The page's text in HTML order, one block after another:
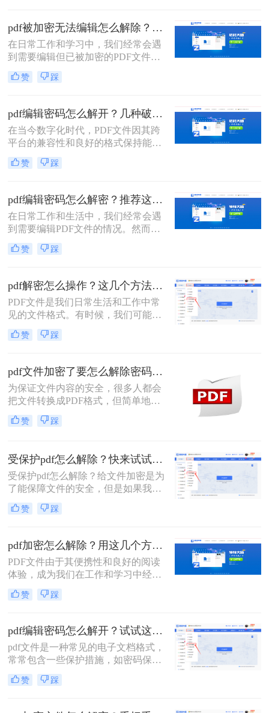
文档设置的编辑密码怎么解除呢？本
文将介绍两种常见的解除PDF文档编
辑密码的方法，并提供相应的推荐工
具及操作步骤。
pdf被加密无法编辑怎么解除？教你4招轻松摆平！
在日常工作和学习中，我们经常会遇
到需要编辑但已被加密的PDF文件。
这些加密措施通常是为了保护文件的
机密性和完整性，但在某些情况下，
详细介绍如pdf被加密无法编辑怎么解
除，并提供一系列实用的步骤和策
略。
赞 踩
pdf编辑密码怎么解开？几种破解方法来试试看！
在当今数字化时代，PDF文件因其跨
平台的兼容性和良好的格式保持能力
而广泛应用于各个领域。然而，有时
我们会遇到一些带有编辑限制的PDF
以防止未经授权的修改。那么pdf编辑
密码怎么解开呢？本文将介绍几种解
开PDF编辑密码的有效方法，帮助您
轻松应对这一挑战。
赞 踩
pdf编辑密码怎么解密？推荐这三种PDF解码方法！
在日常工作和生活中，我们经常会遇
到需要编辑PDF文件的情况。然而，
有些PDF文件会设置密码保护，限制
了我们对其内容的修改和编辑。那
为您介绍几种常见的解密方法，让您
轻松应对这一问题。
赞 踩
pdf解密怎么操作？这几个方法可以试一试！
PDF文件是我们日常生活和工作中常
见的文件格式。有时候，我们可能会
遇到一些加密的PDF文件，这给我们
的阅读和编辑带来了一些困扰。那
介绍解密PDF文件的几种方法，帮助
你轻松解锁你的文件。
赞 踩
pdf文件加密了要怎么解除密码？教你2个PDF解密方法
为保证文件内容的安全，很多人都会
把文件转换成PDF格式，但简单地将
PDF格式转换成PDF格式是不够的，
所以还会在文件上加一个“锁”，想要
流程，下面就来给大家详细的讲解一
下吧。
赞 踩
受保护pdf怎么解除？快来试试这三种方法！
受保护pdf怎么解除？给文件加密是为
了能保障文件的安全，但是如果我们
需要快速打开一些PDF文件的话，必
须先将文件解密，但是想顺利解除
业的工具的，今天给大家分享PDF解
密方法。
赞 踩
pdf加密怎么解除？用这几个方法1秒立即解密！
PDF文件由于其便携性和良好的阅读
体验，成为我们在工作和学习中经常
使用的文件格式之一。然而，当遇到
加密的PDF文件时，我们可能无法直
细介绍PDF加密怎么解除，帮助您轻
松访问文件内容。
赞 踩
pdf编辑密码怎么解开？试试这三种解除方法！
pdf文件是一种常见的电子文档格式，
常常包含一些保护措施，如密码保护
和权限设置。这些保护措施可以确保
只有授权用户才能访问或编辑文件，
而，有时可能需要解除这些保护措施
赞 踩